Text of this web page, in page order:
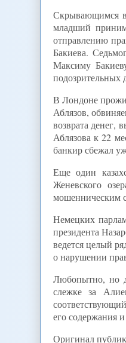
Скрывающимся в
младший
отправлению
Бакиева.
Максиму
подозрительных
В Лондоне
Аблязов,
возврата
Аблязова к 22
банкир сбежал
Еще один
Женевского
мошенническим
Немецких
президента
ведется целый
о нарушении
Любопытно, но
слежке за
его содержания
Оригинал